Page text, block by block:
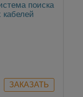
поиска